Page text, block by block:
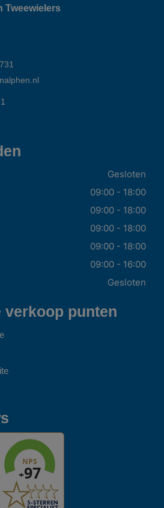
Tweewielers
Gesloten
09:00 - 18:00
09:00 - 18:00
09:00 - 18:00
09:00 - 18:00
09:00 - 16:00
Gesloten
verkoop punten